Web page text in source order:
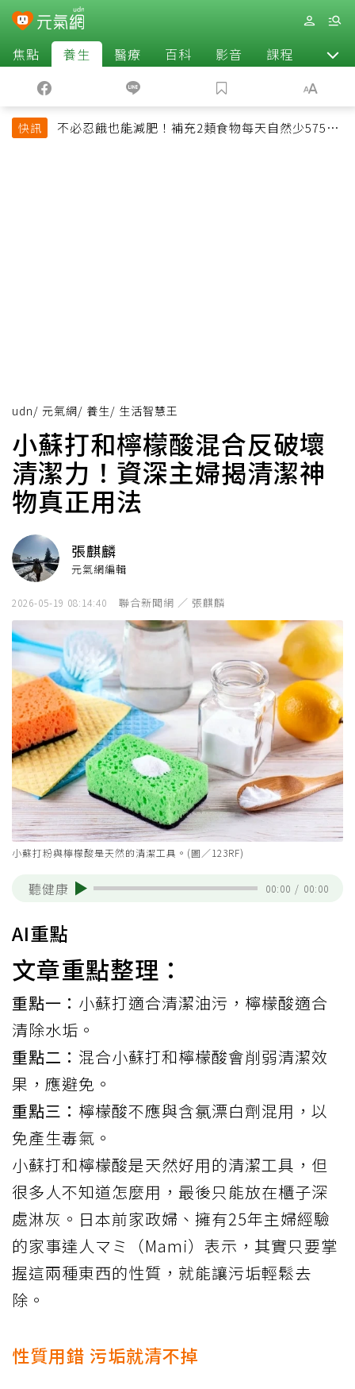
焦點 養生 醫療 百科 影音 課程 退休
快訊
不必忍餓也能減肥！補充2類食物每天自然少575大
udn/ 元氣網/ 養生/ 生活智慧王
小蘇打和檸檬酸混合反破壞
清潔力！資深主婦揭清潔神
物真正用法
張麒麟
元氣網編輯
2026-05-19 08:14:40 聯合新聞網 ／ 張麒麟
小蘇打粉與檸檬酸是天然的清潔工具。(圖／123RF)
聽健康 00:00 / 00:00
AI重點
文章重點整理：
重點一： 小蘇打適合清潔油污，檸檬酸適合
清除水垢。
重點二： 混合小蘇打和檸檬酸會削弱清潔效
果，應避免。
重點三： 檸檬酸不應與含氯漂白劑混用，以
免產生毒氣。
小蘇打和檸檬酸是天然好用的清潔工具，但
很多人不知道怎麼用，最後只能放在櫃子深
處淋灰。日本前家政婦、擁有25年主婦經驗
的家事達人マミ（Mami） 表示 ，其實只要掌
握這兩種東西的性質，就能讓污垢輕鬆去
除。
性質用錯 污垢就清不掉